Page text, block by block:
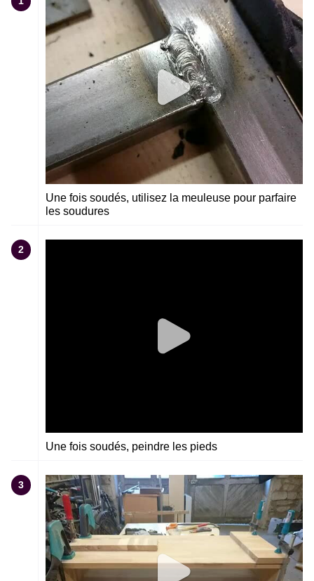
Une fois soudés, utilisez la meuleuse pour parfaire
les soudures
2
Une fois soudés, peindre les pieds
3